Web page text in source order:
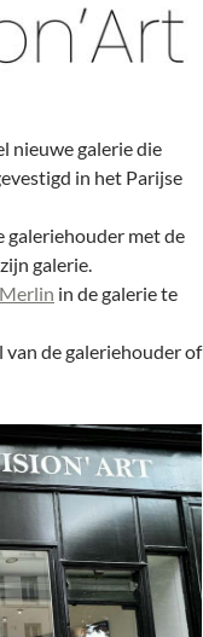
nieuwe galerie die
in het Parijse
galeriehouder met de
galerie.
in de galerie te
de galeriehouder of